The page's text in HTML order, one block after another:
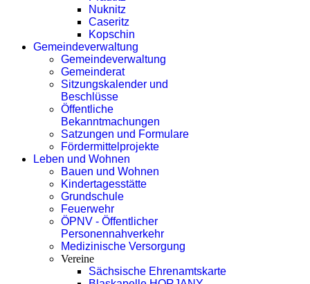
Nuknitz
Caseritz
Kopschin
Gemeindeverwaltung
Gemeindeverwaltung
Gemeinderat
Sitzungskalender und
Beschlüsse
Öffentliche
Bekanntmachungen
Satzungen und Formulare
Fördermittelprojekte
Leben und Wohnen
Bauen und Wohnen
Kindertagesstätte
Grundschule
Feuerwehr
ÖPNV - Öffentlicher
Personennahverkehr
Medizinische Versorgung
Vereine
Sächsische Ehrenamtskarte